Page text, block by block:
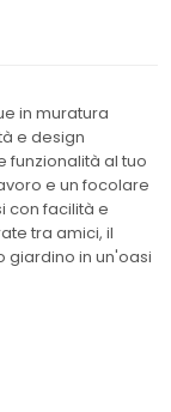
in muratura
e design
funzionalità al tuo
e un focolare
con facilità e
tra amici, il
giardino in un'oasi